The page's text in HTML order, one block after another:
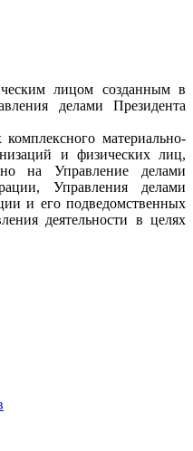
лицом созданным в
делами Президента
материально-
и физических лиц,
на Управление делами
Управления делами
и его подведомственных
деятельности в целях